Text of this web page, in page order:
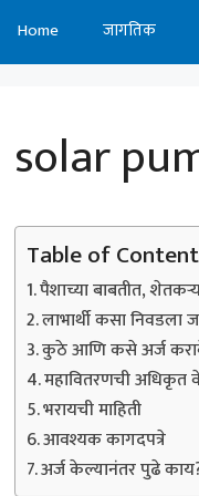
Home जागतिक
solar
Table of
पैशाच्या बाबतीत,
लाभार्थी कसा निवडला
कुठे आणि कसे अर्ज
महावितरणची अधिकृत
भरायची माहिती
आवश्यक कागदपत्रे
अर्ज केल्यानंतर पुढे